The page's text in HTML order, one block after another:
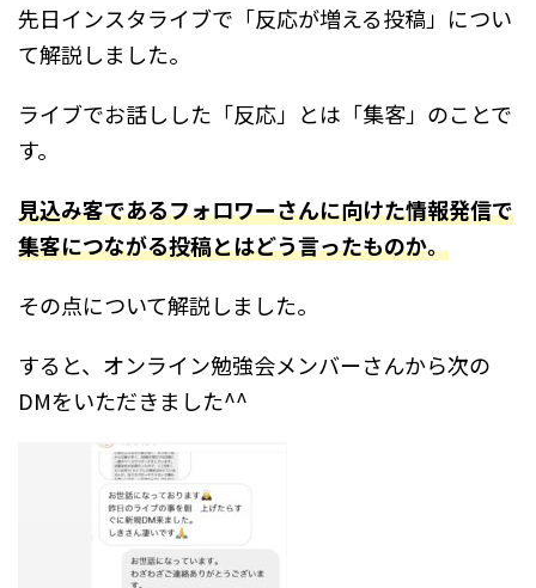
先日インスタライブで「反応が増える投稿」につい
て解説しました。
ライブでお話しした「反応」とは「集客」のことで
す。
見込み客であるフォロワーさんに向けた情報発信で
集客につながる投稿とはどう言ったものか。
その点について解説しました。
すると、オンライン勉強会メンバーさんから次の
DMをいただきました^^